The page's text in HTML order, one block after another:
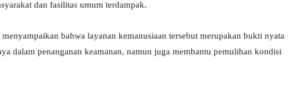
dan fasilitas umum terdampak.
bahwa layanan kemanusiaan tersebut merupakan bukti nyata
dalam penanganan keamanan, namun juga membantu pemulihan kondisi